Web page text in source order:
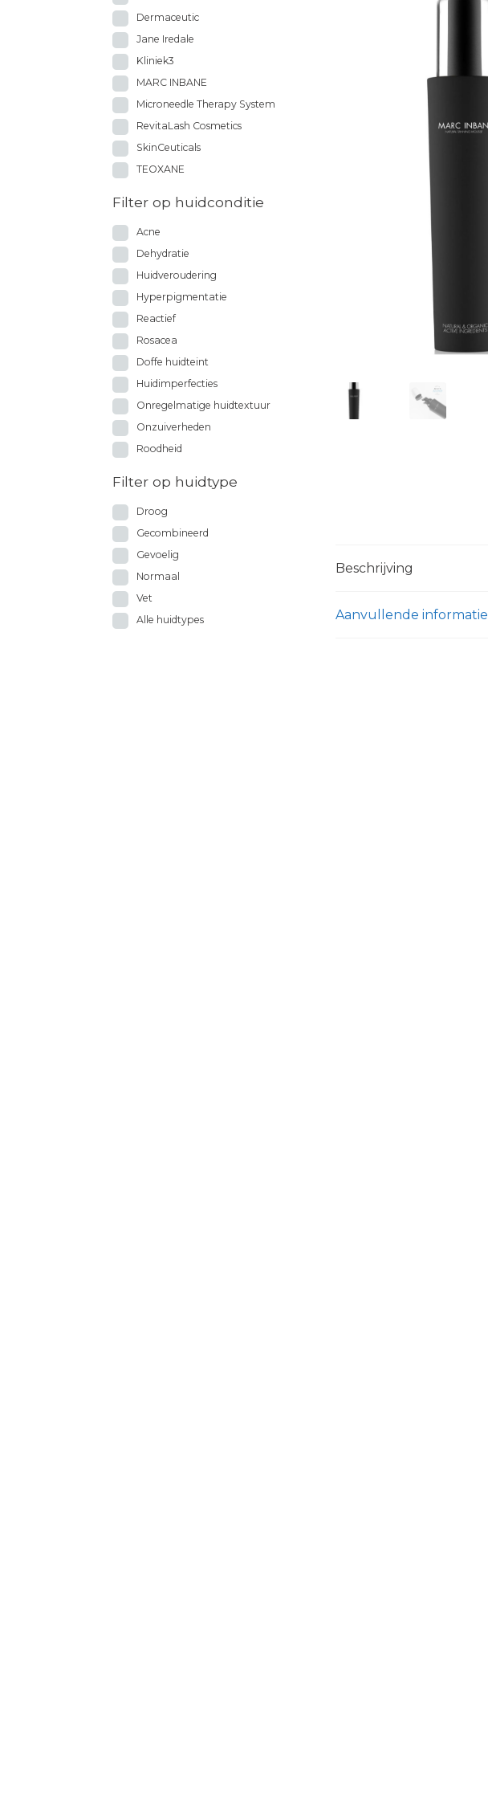
Beschrijving
Aanvullende informatie
Dermaceutic
Jane Iredale
Kliniek3
MARC INBANE
Microneedle Therapy System
RevitaLash Cosmetics
SkinCeuticals
TEOXANE
Filter op huidconditie
Acne
Dehydratie
Huidveroudering
Hyperpigmentatie
Reactief
Rosacea
Doffe huidteint
Huidimperfecties
Onregelmatige huidtextuur
Onzuiverheden
Roodheid
Filter op huidtype
Droog
Gecombineerd
Gevoelig
Normaal
Vet
Alle huidtypes